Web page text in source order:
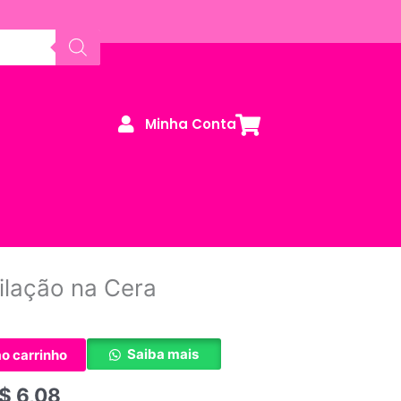
Minha Conta
na Cera
carrinho Saiba mais
6,08